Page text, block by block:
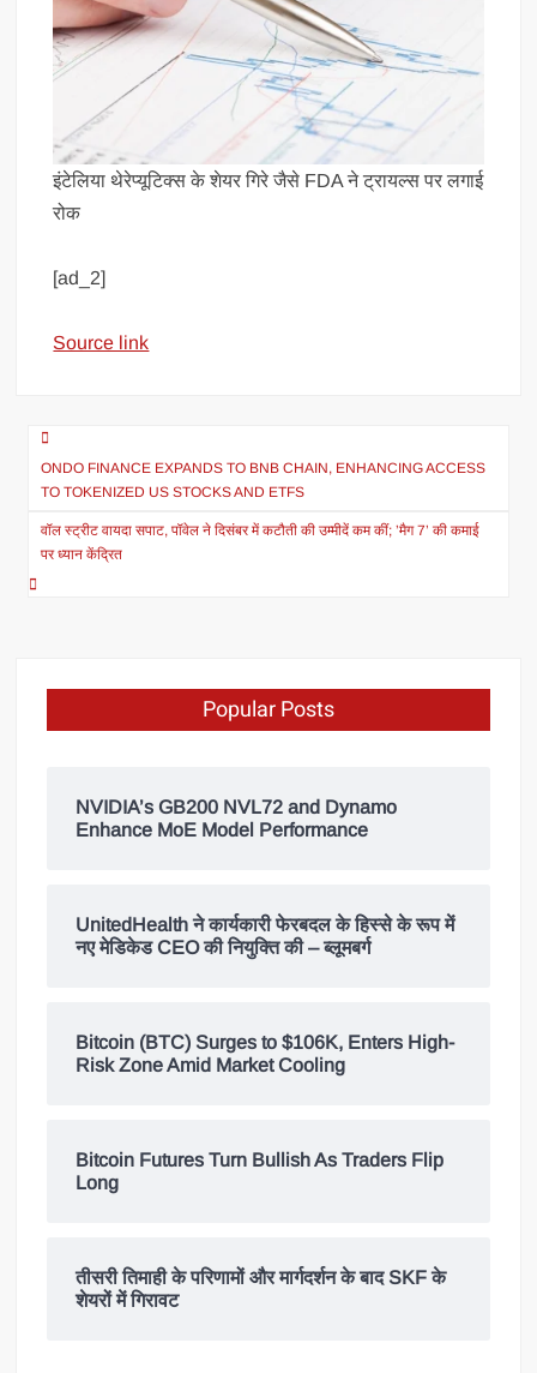
इंटेलिया थेरेप्यूटिक्स के शेयर गिरे जैसे FDA ने ट्रायल्स पर लगाई
रोक
[ad_2]
Source link
ONDO FINANCE EXPANDS TO BNB CHAIN, ENHANCING ACCESS
TO TOKENIZED US STOCKS AND ETFS
वॉल स्ट्रीट वायदा सपाट, पॉवेल ने दिसंबर में कटौती की उम्मीदें कम कीं; ’मैग 7’ की कमाई
पर ध्यान केंद्रित
Popular Posts
NVIDIA’s GB200 NVL72 and Dynamo
Enhance MoE Model Performance
UnitedHealth ने कार्यकारी फेरबदल के हिस्से के रूप में
नए मेडिकेड CEO की नियुक्ति की – ब्लूमबर्ग
Bitcoin (BTC) Surges to $106K, Enters High-
Risk Zone Amid Market Cooling
Bitcoin Futures Turn Bullish As Traders Flip
Long
तीसरी तिमाही के परिणामों और मार्गदर्शन के बाद SKF के
शेयरों में गिरावट